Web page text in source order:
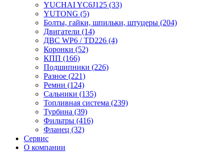
YUCHAI YC6J125 (33)
YUTONG (5)
Болты, гайки, шпильки, штуцеры (204)
Двигатели (14)
ДВС WP6 / TD226 (4)
Коронки (52)
КПП (166)
Подшипники (226)
Разное (221)
Ремни (124)
Сальники (135)
Топливная система (239)
Турбина (39)
Фильтры (416)
Фланец (32)
Сервис
О компании